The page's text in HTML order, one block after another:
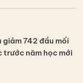
giảm 742 đầu mối
trước năm học mới